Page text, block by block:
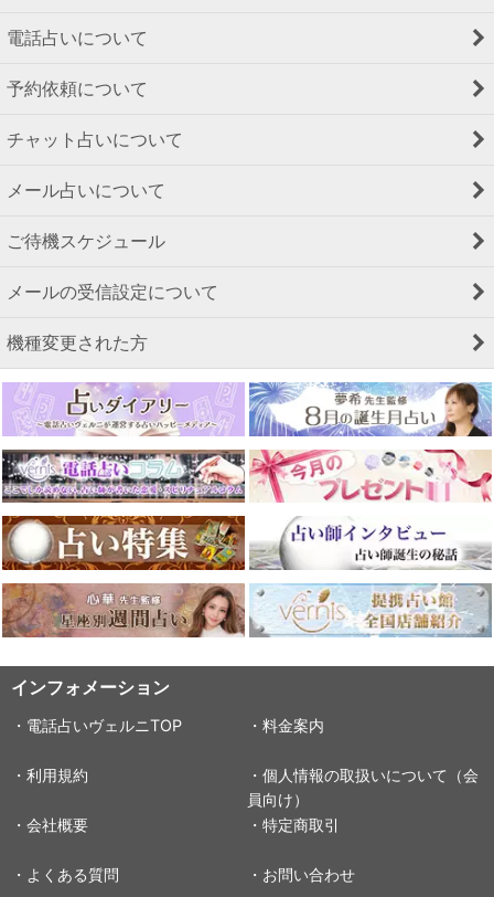
電話占いについて
予約依頼について
チャット占いについて
メール占いについて
ご待機スケジュール
メールの受信設定について
機種変更された方
インフォメーション
・電話占いヴェルニTOP ・料金案内
・利用規約
・個人情報の取扱いについて（会
員向け）
・会社概要
・特定商取引
・よくある質問 ・お問い合わせ